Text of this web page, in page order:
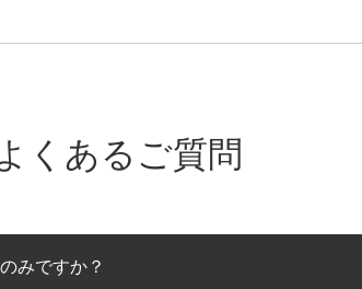
くあるご質問
みですか？